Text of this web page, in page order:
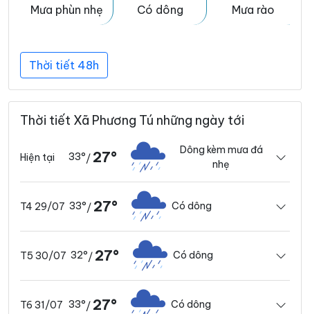
Mưa phùn nhẹ
Có dông
Mưa rào
Thời tiết 48h
Thời tiết Xã Phương Tú những ngày tới
Hiện tại 33°/ 27°
Dông kèm mưa đá
nhẹ
T4 29/07 33°/ 27° Có dông
T5 30/07 32°/ 27° Có dông
T6 31/07 33°/ 27° Có dông